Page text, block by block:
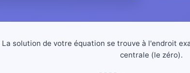
La solution de votre équation se trouve à l'endroit
centrale (le zéro).